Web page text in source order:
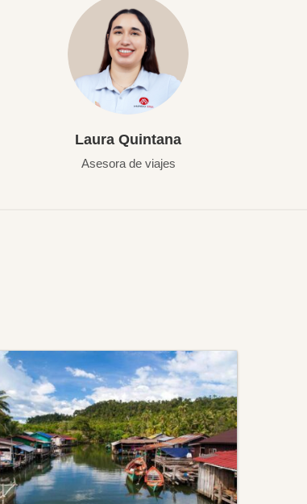
Laura Quintana
Asesora de viajes